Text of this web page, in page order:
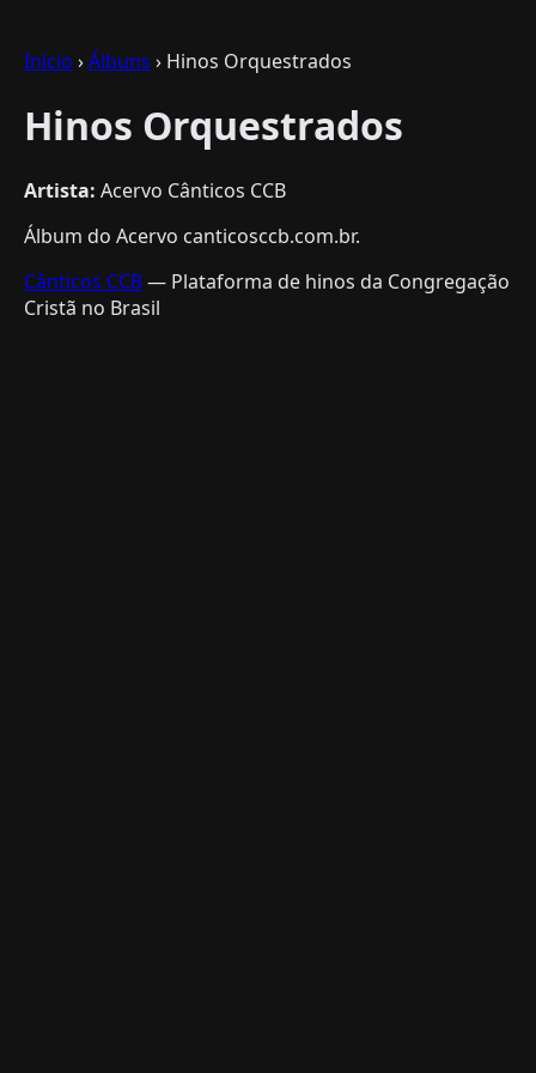
Início ›Álbuns › Hinos Orquestrados
Hinos Orquestrados
Artista: Acervo Cânticos CCB
Álbum do Acervo canticosccb.com.br.
Cânticos CCB— Plataforma de hinos da Congregação
Cristã no Brasil